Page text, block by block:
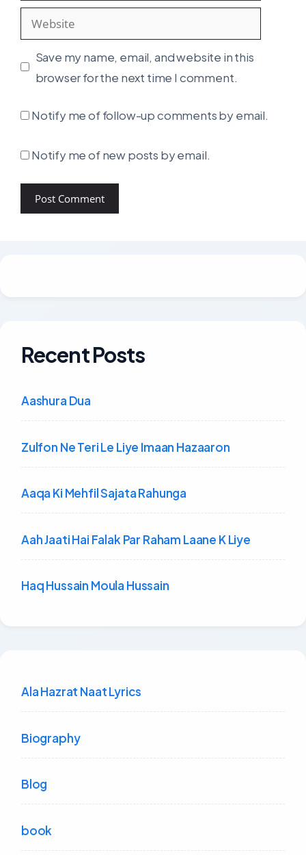
Website
Save my name, email, and website in this
browser for the next time I comment.
Notify me of follow-up comments by email.
Notify me of new posts by email.
Recent Posts
Aashura Dua
Zulfon Ne Teri Le Liye Imaan Hazaaron
Aaqa Ki Mehfil Sajata Rahunga
Aah Jaati Hai Falak Par Raham Laane K Liye
Haq Hussain Moula Hussain
Ala Hazrat Naat Lyrics
Biography
Blog
book